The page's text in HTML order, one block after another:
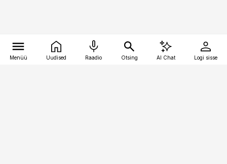
Menüü Uudised Raadio Otsing AI Chat Logi sisse